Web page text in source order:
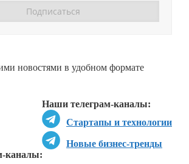
новостями в удобном формате
Наши телеграм-каналы:
Стартапы и технологии
Новые бизнес-тренды
каналы: